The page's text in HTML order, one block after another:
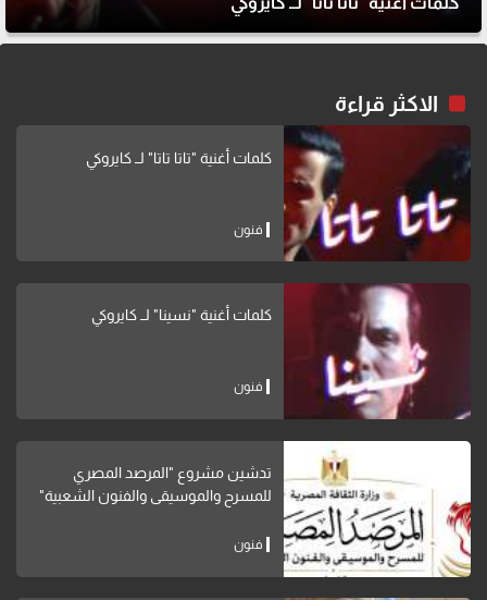
الاكثر قراءة
كلمات أغنية "تاتا تاتا" لــ كايروكي
فنون
كلمات أغنية "نسينا" لــ كايروكي
فنون
تدشين مشروع "المرصد المصري
للمسرح والموسيقى والفنون الشعبية"
فنون